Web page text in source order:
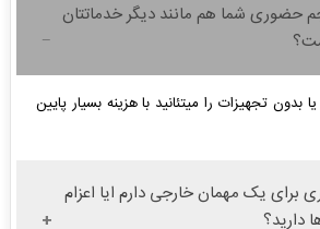
حضوری شما هم مانند دیگر خدماتتان
بدون تجهیزات را میتئانید با هزینه بسیار پایین
برای یک مهمان خارجی دارم ایا اعزام
دارید؟